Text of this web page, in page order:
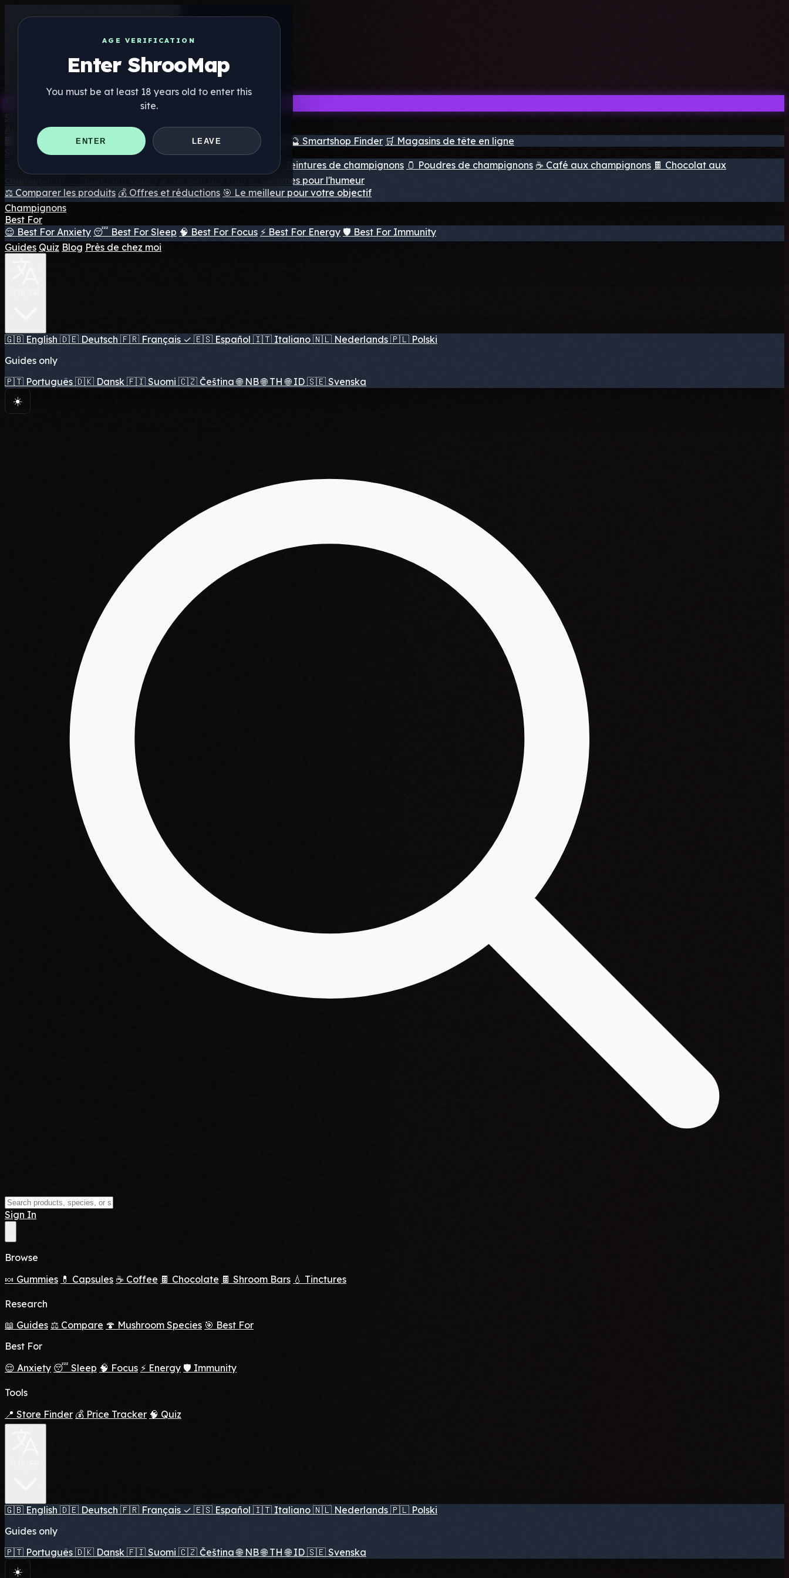
AGE VERIFICATION
Enter ShrooMap
You must be at least 18 years old to enter this
site.
ENTER LEAVE
Annuaire
🏢 Répertoire des marques
📍 Recherche d'un magasin de tête 🔮 Smartshop Finder 🛒 Magasins de tête en ligne
Suppléments
🍬 Gommes aux champignons
💧 Teintures de champignons 🫙 Poudres de champignons ☕ Café aux champignons 🍫 Chocolat aux
😌 Gommes pour l'humeur
⚖️ Comparer les produits 💰 Offres et réductions 🎯 Le meilleur pour votre objectif
Champignons
Best For
😌 Best For Anxiety 😴 Best For Sleep 🧠 Best For Focus ⚡ Best For Energy 🛡️ Best For Immunity
Guides Quiz Blog Près de chez moi
🇬🇧 English 🇩🇪 Deutsch 🇫🇷 Français ✓ 🇪🇸 Español 🇮🇹 Italiano 🇳🇱 Nederlands 🇵🇱 Polski
Guides only
🇵🇹 Português 🇩🇰 Dansk 🇫🇮 Suomi 🇨🇿 Čeština 🌐 NB 🌐 TH 🌐 ID 🇸🇪 Svenska
☀️
Sign In
Browse
🍬 Gummies 💊 Capsules ☕ Coffee 🍫 Chocolate 🍫 Shroom Bars 💧 Tinctures
Research
📖 Guides ⚖️ Compare 🍄 Mushroom Species 🎯 Best For
Best For
😌 Anxiety 😴 Sleep 🧠 Focus ⚡ Energy 🛡️ Immunity
Tools
📍 Store Finder 💰 Price Tracker 🧠 Quiz
🇬🇧 English 🇩🇪 Deutsch 🇫🇷 Français ✓ 🇪🇸 Español 🇮🇹 Italiano 🇳🇱 Nederlands 🇵🇱 Polski
Guides only
🇵🇹 Português 🇩🇰 Dansk 🇫🇮 Suomi 🇨🇿 Čeština 🌐 NB 🌐 TH 🌐 ID 🇸🇪 Svenska
☀️